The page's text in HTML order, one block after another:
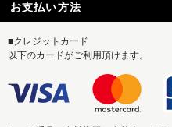
お支払い方法
■クレジットカード
以下のカードがご利用頂けます。